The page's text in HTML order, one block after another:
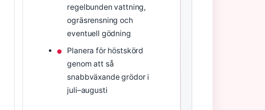
regelbunden vattning,
ogräsrensning och
eventuell gödning
Planera för höstskörd
genom att så
snabbväxande grödor i
juli–augusti